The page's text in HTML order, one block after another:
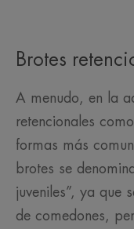
Brotes
A menudo, en la
retencionales
formas más
brotes se
juveniles”, ya que
de comedones,